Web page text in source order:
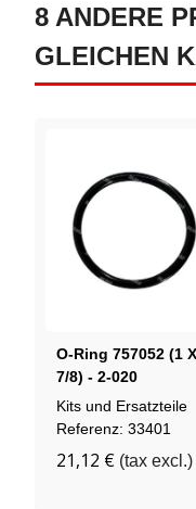
8 ANDERE
GLEICHEN
O-Ring 757052 (1 X
7/8) - 2-020
Kits und Ersatzteile
Referenz: 33401
21,12 € (tax excl.)